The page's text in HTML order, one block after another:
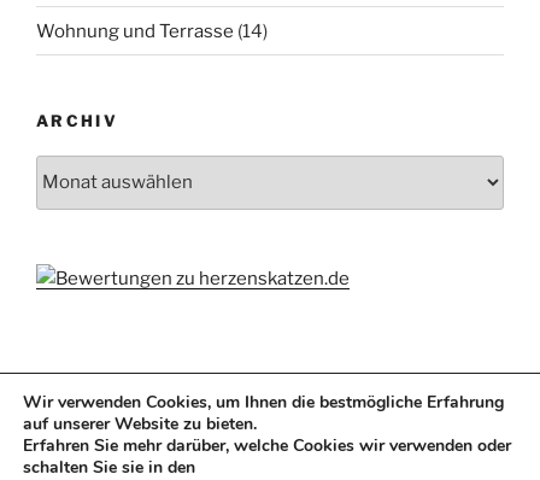
Wohnung und Terrasse (14)
ARCHIV
Wir verwenden Cookies, um Ihnen die bestmögliche Erfahrung
auf unserer Website zu bieten.
Erfahren Sie mehr darüber, welche Cookies wir verwenden oder
schalten Sie sie in den